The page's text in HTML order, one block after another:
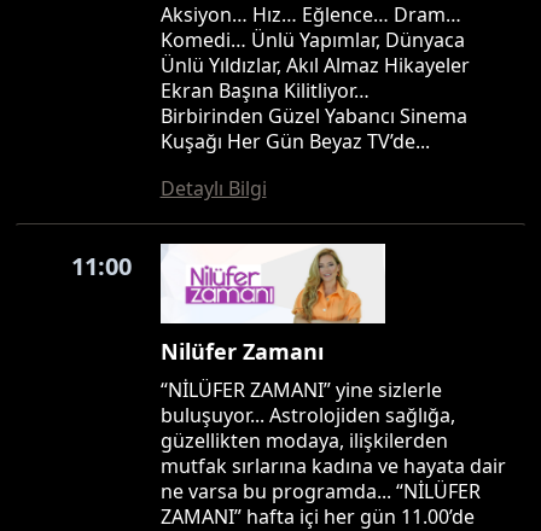
Aksiyon… Hız… Eğlence… Dram…
Komedi… Ünlü Yapımlar, Dünyaca
Ünlü Yıldızlar, Akıl Almaz Hikayeler
Ekran Başına Kilitliyor…
Birbirinden Güzel Yabancı Sinema
Kuşağı Her Gün Beyaz TV’de...
Detaylı Bilgi
11:00
Nilüfer Zamanı
“NİLÜFER ZAMANI” yine sizlerle
buluşuyor... Astrolojiden sağlığa,
güzellikten modaya, ilişkilerden
mutfak sırlarına kadına ve hayata dair
ne varsa bu programda... “NİLÜFER
ZAMANI” hafta içi her gün 11.00’de